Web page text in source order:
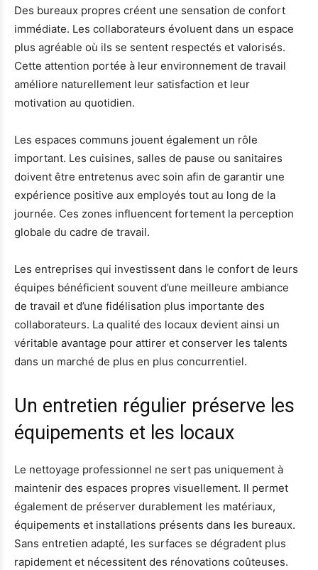
Des bureaux propres créent une sensation de confort
immédiate. Les collaborateurs évoluent dans un espace
plus agréable où ils se sentent respectés et valorisés.
Cette attention portée à leur environnement de travail
améliore naturellement leur satisfaction et leur
motivation au quotidien.
Les espaces communs jouent également un rôle
important. Les cuisines, salles de pause ou sanitaires
doivent être entretenus avec soin afin de garantir une
expérience positive aux employés tout au long de la
journée. Ces zones influencent fortement la perception
globale du cadre de travail.
Les entreprises qui investissent dans le confort de leurs
équipes bénéficient souvent d’une meilleure ambiance
de travail et d’une fidélisation plus importante des
collaborateurs. La qualité des locaux devient ainsi un
véritable avantage pour attirer et conserver les talents
dans un marché de plus en plus concurrentiel.
Un entretien régulier préserve les
équipements et les locaux
Le nettoyage professionnel ne sert pas uniquement à
maintenir des espaces propres visuellement. Il permet
également de préserver durablement les matériaux,
équipements et installations présents dans les bureaux.
Sans entretien adapté, les surfaces se dégradent plus
rapidement et nécessitent des rénovations coûteuses.